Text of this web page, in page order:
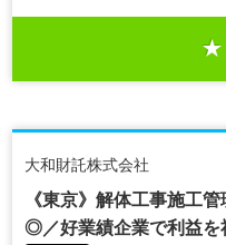
大和財託株式会社
《東京》解体工事施工
◎／好業績企業で利益を